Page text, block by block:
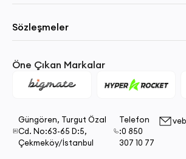
Sözleşmeler
Öne Çıkan Markalar
Güngören, Turgut Özal
Cd. No:63-65 D:5,
Çekmeköy/İstanbul
Telefon
:0 850
307 10 77